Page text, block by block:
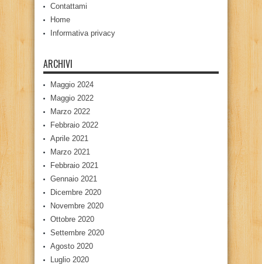
Contattami
Home
Informativa privacy
ARCHIVI
Maggio 2024
Maggio 2022
Marzo 2022
Febbraio 2022
Aprile 2021
Marzo 2021
Febbraio 2021
Gennaio 2021
Dicembre 2020
Novembre 2020
Ottobre 2020
Settembre 2020
Agosto 2020
Luglio 2020